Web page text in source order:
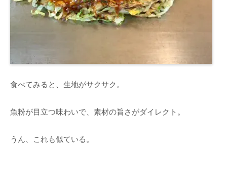
食べてみると、生地がサクサク。
魚粉が目立つ味わいで、素材の旨さがダイレクト。
うん、これも似ている。